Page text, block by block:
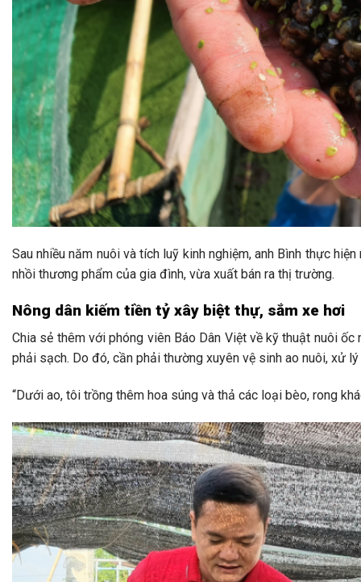
Sau nhiều năm nuôi và tích luỹ kinh nghiệm, anh Bình thực
nhồi thương phẩm của gia đình, vừa xuất bán ra thị trường.
Nông dân kiếm tiền tỷ xây biệt thự, sắm xe hơi
Chia sẻ thêm với phóng viên Báo Dân Việt về kỹ thuật nuôi
phải sạch. Do đó, cần phải thường xuyên vệ sinh ao nuôi, xử
“Dưới ao, tôi trồng thêm hoa súng và thả các loại bèo, rong